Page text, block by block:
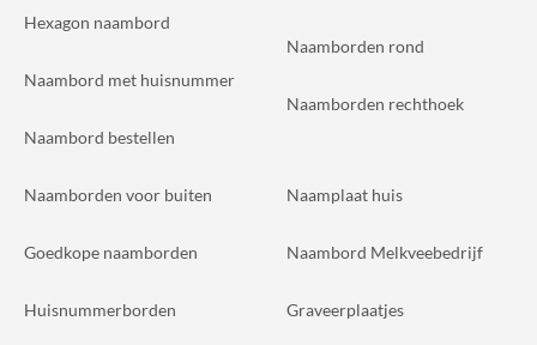
Hexagon naambord
Naambord met huisnummer
Naambord bestellen
Naamborden rond
Naamborden rechthoek
Naamborden voor buiten
Goedkope naamborden
Huisnummerborden
Naamplaat huis
Naambord Melkveebedrijf
Graveerplaatjes